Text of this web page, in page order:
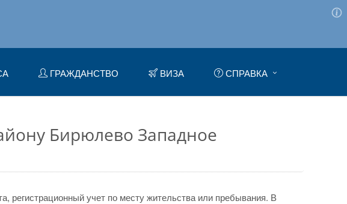
ГРАЖДАНСТВО ВИЗА СПРАВКА
Бирюлево Западное
учет по месту жительства или пребывания. В